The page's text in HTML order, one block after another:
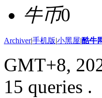
牛币0
Archiver|手机版|小黑屋|酷牛
GMT+8,
15 queries .